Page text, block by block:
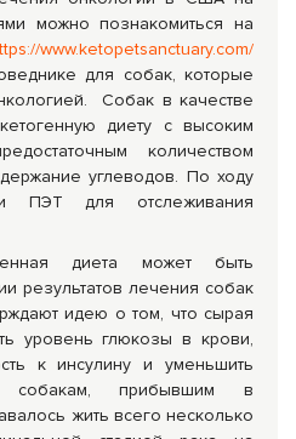
можно познакомиться на
www.ketopetsanctuary.com/
для собак, которые
Собак в качестве
диету с высоким
количеством
углеводов. По ходу
ПЭТ для отслеживания
диета может быть
результатов лечения собак
идею о том, что сырая
уровень глюкозы в крови,
к инсулину и уменьшить
собакам, прибывшим в
жить всего несколько